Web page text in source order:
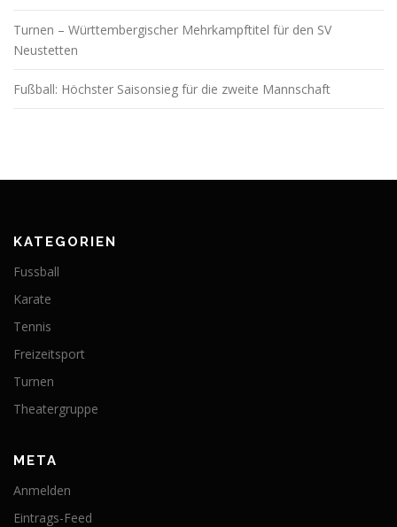
Turnen – Württembergischer Mehrkampftitel für den SV
Neustetten
Fußball: Höchster Saisonsieg für die zweite Mannschaft
KATEGORIEN
Fussball
Karate
Tennis
Freizeitsport
Turnen
Theatergruppe
META
Anmelden
Eintrags-Feed